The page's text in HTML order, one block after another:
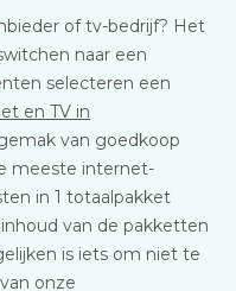
of tv-bedrijf? Het
naar een
selecteren een
en TV in
van goedkoop
meeste internet-
in 1 totaalpakket
van de pakketten
is iets om niet te
onze